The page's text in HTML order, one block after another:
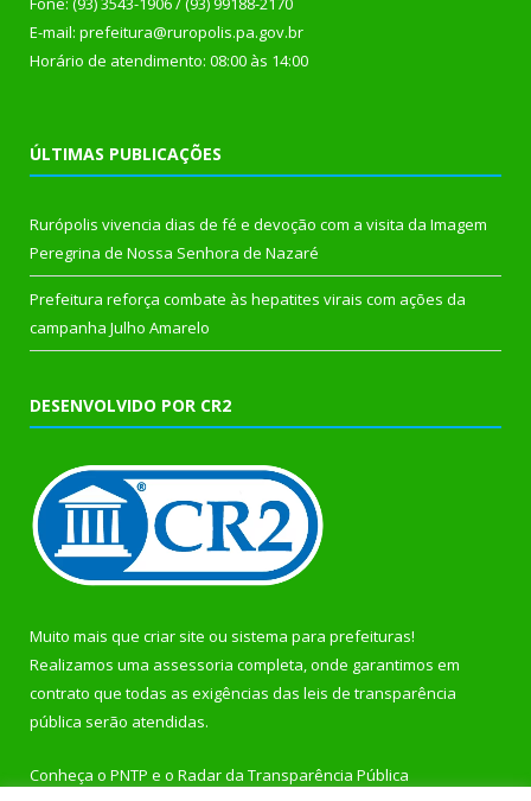
E-mail: prefeitura@ruropolis.pa.gov.br
Horário de atendimento: 08:00 às 14:00
ÚLTIMAS PUBLICAÇÕES
Rurópolis vivencia dias de fé e devoção com a visita da Imagem
Peregrina de Nossa Senhora de Nazaré
Prefeitura reforça combate às hepatites virais com ações da
campanha Julho Amarelo
DESENVOLVIDO POR CR2
Muito mais que criar site ou sistema para prefeituras!
Realizamos uma assessoria completa, onde garantimos em
contrato que todas as exigências das leis de transparência
pública serão atendidas.
Conheça o PNTP e o Radar da Transparência Pública